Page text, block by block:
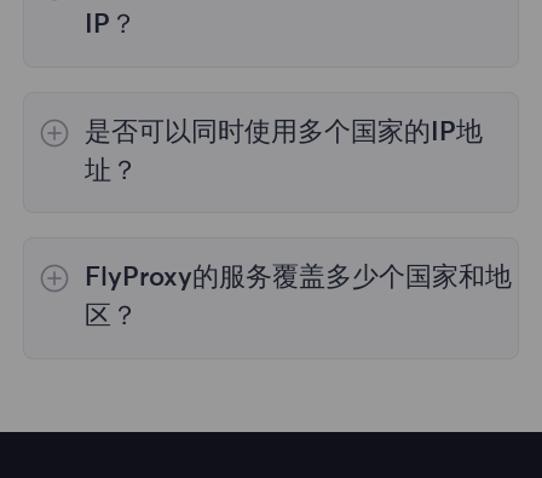
IP？
的代理选择； 静态住宅代理提供36个国家的代
理，购买时您可以选择所需的国家。
是否可以同时使用多个国家的IP地
址？
有用。您可以在管理面板中自由选择和切换不同
国家的IP地址。
FlyProxy的服务覆盖多少个国家和地
区？